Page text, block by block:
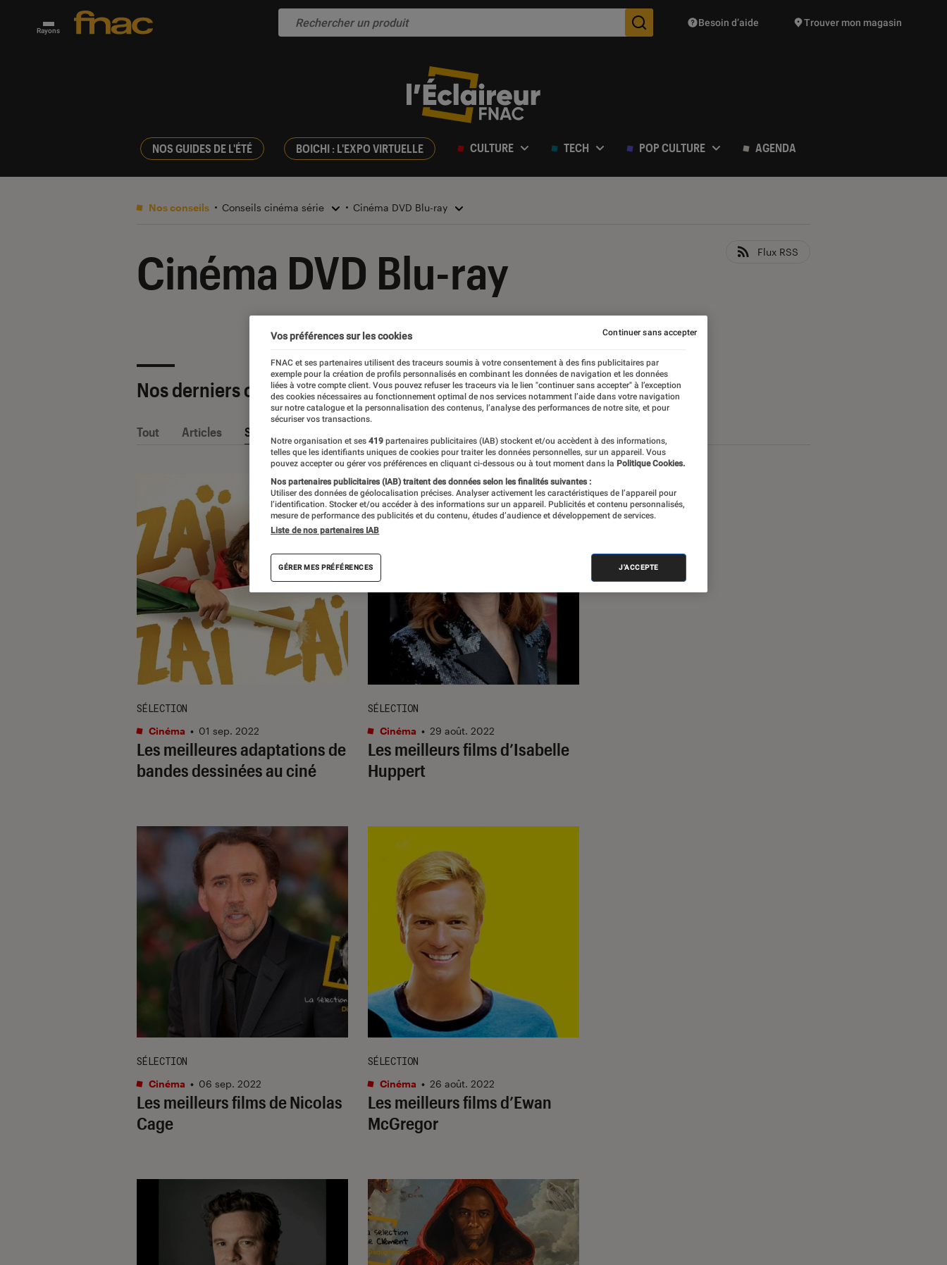
Rayons Des suggestions de produits vont vous être proposées
Besoin d’aide Trouver mon magasin
NOS GUIDES DE L'ÉTÉ BOICHI : L'EXPO VIRTUELLE CULTURE TECH POP CULTURE AGENDA
Nos conseils Conseils cinéma série Cinéma DVD Blu-ray
Cinéma DVD Blu-ray Flux RSS
Nos derniers contenus
Tout Articles Sélections et guides
Les meilleures adaptations de
bandes dessinées au ciné
SÉLECTION
Cinéma • 01 sep. 2022
Les meilleurs films d’Isabelle
Huppert
SÉLECTION
Cinéma • 29 août. 2022
Les meilleurs films de Nicolas
Cage
SÉLECTION
Cinéma • 06 sep. 2022
Les meilleurs films d’Ewan
McGregor
SÉLECTION
Cinéma • 26 août. 2022
Vos préférences sur les cookies
FNAC et ses partenaires utilisent des traceurs soumis à votre consentement à des fins publicitaires par
exemple pour la création de profils personnalisés en combinant les données de navigation et les données
liées à votre compte client. Vous pouvez refuser les traceurs via le lien "continuer sans accepter" à l’exception
des cookies nécessaires au fonctionnement optimal de nos services notamment l’aide dans votre navigation
sur notre catalogue et la personnalisation des contenus, l’analyse des performances de notre site, et pour
sécuriser vos transactions.
Notre organisation et ses 419 partenaires publicitaires (IAB) stockent et/ou accèdent à des informations,
telles que les identifiants uniques de cookies pour traiter les données personnelles, sur un appareil. Vous
pouvez accepter ou gérer vos préférences en cliquant ci-dessous ou à tout moment dans la Politique Cookies.
Nos partenaires publicitaires (IAB) traitent des données selon les finalités suivantes :
Utiliser des données de géolocalisation précises. Analyser activement les caractéristiques de l’appareil pour
l’identification. Stocker et/ou accéder à des informations sur un appareil. Publicités et contenu personnalisés,
mesure de performance des publicités et du contenu, études d’audience et développement de services.
Liste de nos partenaires IAB
GÉRER MES PRÉFÉRENCES J'ACCEPTE
Continuer sans accepter